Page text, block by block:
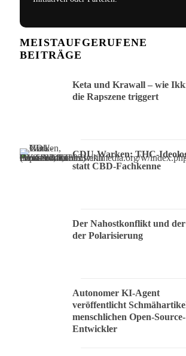
MEISTAUFGERUFENE
BEITRÄGE
Keta und Krawall – wie
die Rapszene triggert
CDU-Warken: THC-
statt CBD-Fachkenne
Der Nahostkonflikt und der
der Polarisierung
Autonomer KI-Agent
veröffentlicht
menschlichen Open-Source-
Entwickler